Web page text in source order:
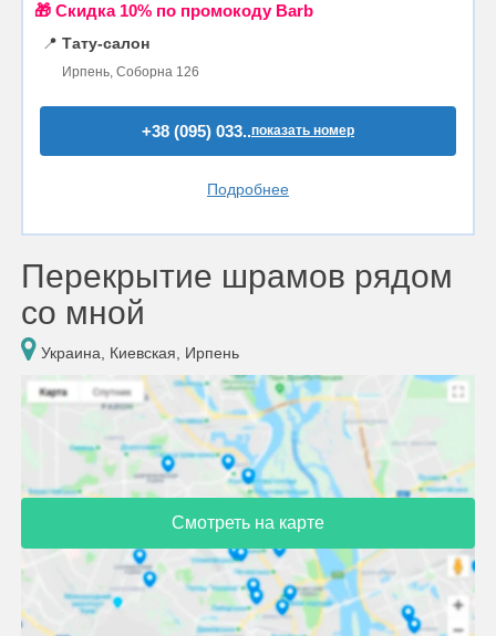
🎁 Cкидка 10% по промокоду Barb
📍 Тату-салон
Ирпень, Соборна 126
+38 (095) 033..показать номер
Подробнее
Перекрытие шрамов рядом
со мной
Украина, Киевская, Ирпень
Смотреть на карте